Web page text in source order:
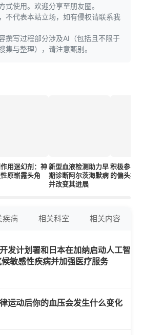
式使用。欢迎分享至朋友圈。
不代表本站立场，如有侵权请联系我
撰写过程部分涉及AI（包括且不限于
集与整理），请注意甄别。
用迷幻剂：神
原崭露头角
新型血液检测助力早
期诊断阿尔茨海默病
并改变其进展
积极参与
的偏头痛
疾病 相关科室 相关内容
发计划署和日本在加纳启动人工智
敏感性疾病并加强医疗服务
运动后你的血压会发生什么变化